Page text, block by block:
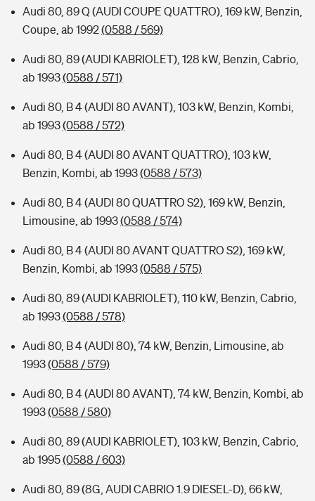
Audi 80, 89 Q (AUDI COUPE QUATTRO), 169 kW, Benzin,
Coupe, ab 1992(0588 / 569)
Audi 80, 89 (AUDI KABRIOLET), 128 kW, Benzin, Cabrio,
ab 1993(0588 / 571)
Audi 80, B 4 (AUDI 80 AVANT), 103 kW, Benzin, Kombi,
ab 1993(0588 / 572)
Audi 80, B 4 (AUDI 80 AVANT QUATTRO), 103 kW,
Benzin, Kombi, ab 1993(0588 / 573)
Audi 80, B 4 (AUDI 80 QUATTRO S2), 169 kW, Benzin,
Limousine, ab 1993(0588 / 574)
Audi 80, B 4 (AUDI 80 AVANT QUATTRO S2), 169 kW,
Benzin, Kombi, ab 1993(0588 / 575)
Audi 80, 89 (AUDI KABRIOLET), 110 kW, Benzin, Cabrio,
ab 1993(0588 / 578)
Audi 80, B 4 (AUDI 80), 74 kW, Benzin, Limousine, ab
1993(0588 / 579)
Audi 80, B 4 (AUDI 80 AVANT), 74 kW, Benzin, Kombi, ab
1993(0588 / 580)
Audi 80, 89 (AUDI KABRIOLET), 103 kW, Benzin, Cabrio,
ab 1995(0588 / 603)
Audi 80, 89 (8G, AUDI CABRIO 1.9 DIESEL-D), 66 kW,